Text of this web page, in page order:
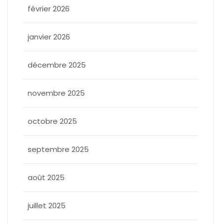
février 2026
janvier 2026
décembre 2025
novembre 2025
octobre 2025
septembre 2025
août 2025
juillet 2025